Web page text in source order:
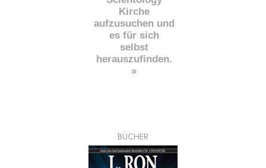
Kirche
aufzusuchen und
es für sich
selbst
herauszufinden.
»
BÜCHER